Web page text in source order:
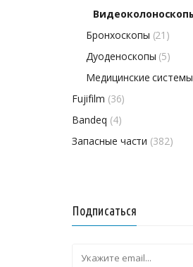
Бронхоскопы (21)
Дуоденоскопы (5)
Медицинские системы
Fujifilm (36)
Bandeq (4)
Запасные части (382)
Подписаться